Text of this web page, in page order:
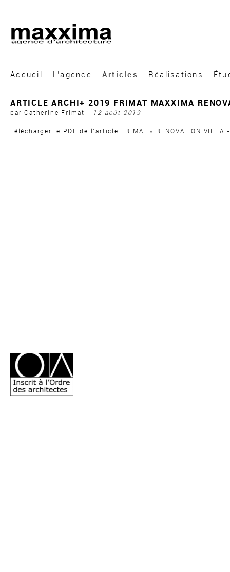
Accueil L’agence Articles Réalisations
ARTICLE ARCHI+ 2019 FRIMAT MAXXIMA
par Catherine Frimat - 12 août 2019
Télécharger le PDF de l’article FRIMAT « RENOVATION VILLA »